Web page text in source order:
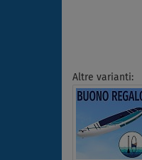
Altre varianti: